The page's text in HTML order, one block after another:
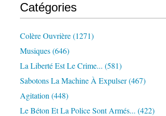
Catégories
Colère Ouvrière(1271)
Musiques(646)
La Liberté Est Le Crime... (581)
Sabotons La Machine À Expulser(467)
Agitation (448)
Le Béton Et La Police Sont Armés... (422)